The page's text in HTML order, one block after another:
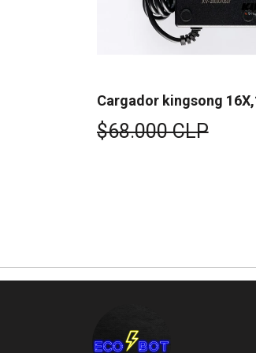
Cargador kingsong
$68.000 CLP